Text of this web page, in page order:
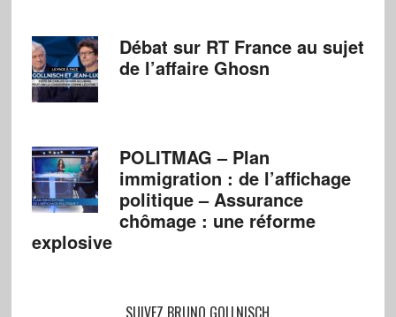
Débat sur RT France au sujet
de l’affaire Ghosn
POLITMAG – Plan
immigration : de l’affichage
politique – Assurance
chômage : une réforme
explosive